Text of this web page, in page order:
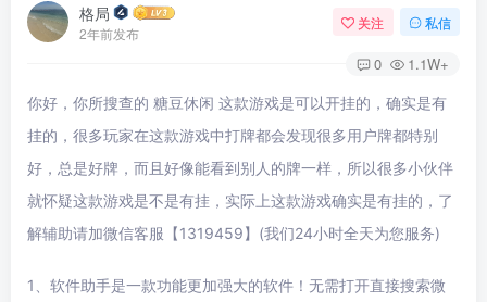
格局
2年前发布
关注 私信
0 1.1W+
你好，你所搜查的 糖豆休闲 这款游戏是可以开挂的，确实是有
挂的，很多玩家在这款游戏中打牌都会发现很多用户牌都特别
好，总是好牌，而且好像能看到别人的牌一样，所以很多小伙伴
就怀疑这款游戏是不是有挂，实际上这款游戏确实是有挂的，了
解辅助请加微信客服【1319459】(我们24小时全天为您服务)
1、软件助手是一款功能更加强大的软件！无需打开直接搜索微